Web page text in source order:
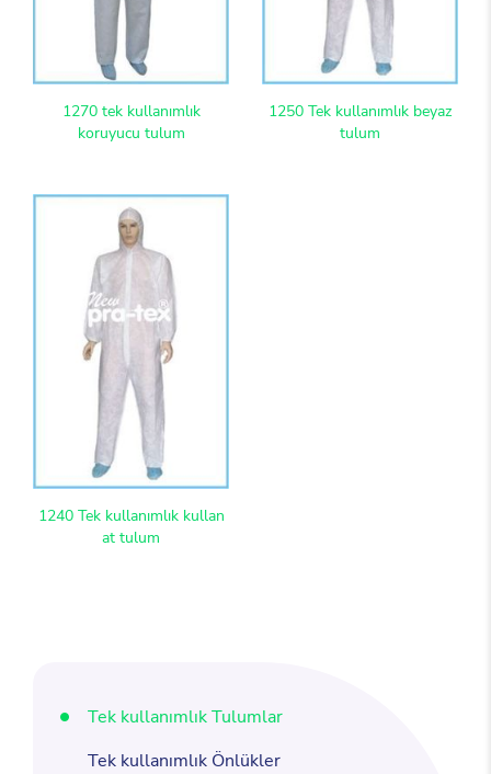
1270 tek kullanımlık
koruyucu tulum
1250 Tek kullanımlık beyaz
tulum
1240 Tek kullanımlık kullan
at tulum
Tek kullanımlık Tulumlar
Tek kullanımlık Önlükler